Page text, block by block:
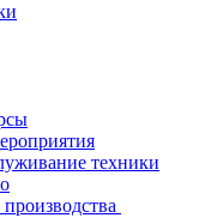
техники